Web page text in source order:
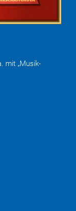
mit „Musik-